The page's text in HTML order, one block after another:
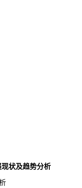
现状及趋势分析